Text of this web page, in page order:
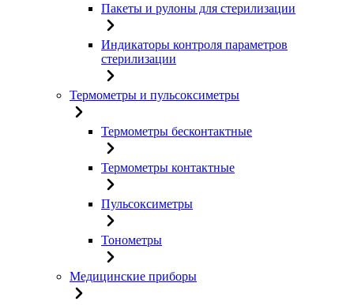
Пакеты и рулоны для стерилизации
Индикаторы контроля параметров
стерилизации
Термометры и пульсоксиметры
Термометры бесконтактные
Термометры контактные
Пульсоксиметры
Тонометры
Медицинские приборы